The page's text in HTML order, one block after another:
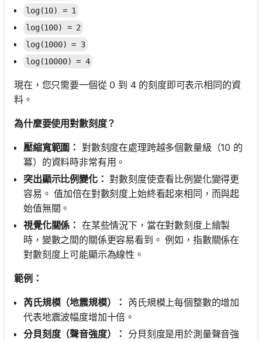
log(10) = 1
log(100) = 2
log(1000) = 3
log(10000) = 4
現在，您只需要一個從 0 到 4 的刻度即可表示相同的資
料。
為什麼要使用對數刻度？
壓縮寬範圍： 對數刻度在處理跨越多個數量級（10 的
冪）的資料時非常有用。
突出顯示比例變化： 對數刻度使查看比例變化變得更
容易。 值加倍在對數刻度上始終看起來相同，而與起
始值無關。
視覺化關係： 在某些情況下，當在對數刻度上繪製
時，變數之間的關係更容易看到。 例如，指數關係在
對數刻度上可能顯示為線性。
範例：
芮氏規模（地震規模）： 芮氏規模上每個整數的增加
代表地震波幅度增加十倍。
分貝刻度（聲音強度）： 分貝刻度是用於測量聲音強